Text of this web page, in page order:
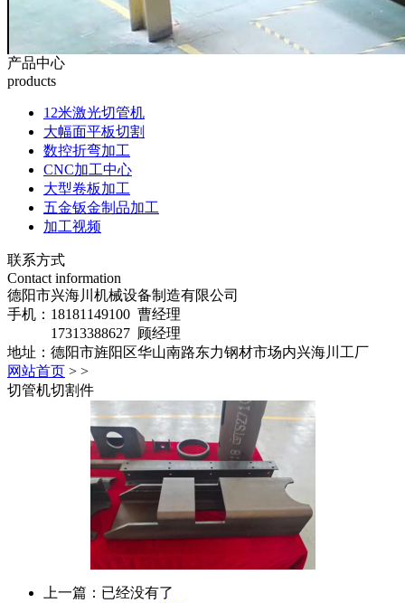
产品中心
products
12米激光切管机
大幅面平板切割
数控折弯加工
CNC加工中心
大型卷板加工
五金钣金制品加工
加工视频
联系方式
Contact information
德阳市兴海川机械设备制造有限公司
手机：18181149100 曹经理
17313388627 顾经理
地址：德阳市旌阳区华山南路东力钢材市场内兴海川工厂
网站首页 > >
切管机切割件
上一篇：已经没有了